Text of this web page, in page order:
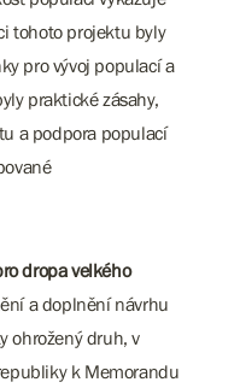
tohoto projektu byly
pro vývoj populací a
praktické zásahy,
a podpora populací
dropa velkého
a doplnění návrhu
ohrožený druh, v
k Memorandu